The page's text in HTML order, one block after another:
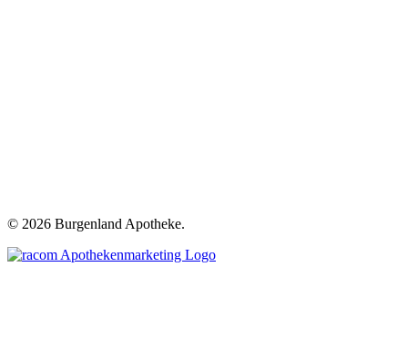
© 2026 Burgenland Apotheke.